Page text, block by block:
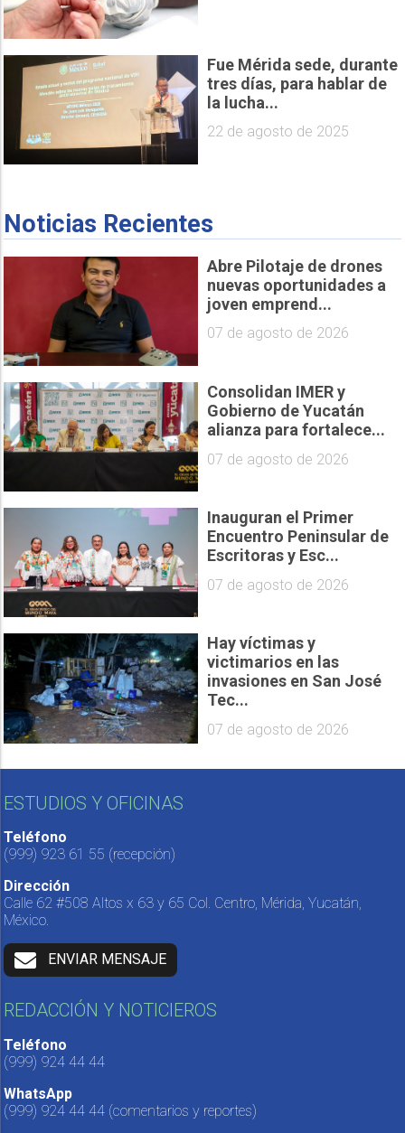
Fue Mérida sede, durante
tres días, para hablar de
la lucha...
22 de agosto de 2025
Noticias Recientes
Abre Pilotaje de drones
nuevas oportunidades a
joven emprend...
07 de agosto de 2026
Consolidan IMER y
Gobierno de Yucatán
alianza para fortalece...
07 de agosto de 2026
Inauguran el Primer
Encuentro Peninsular de
Escritoras y Esc...
07 de agosto de 2026
Hay víctimas y
victimarios en las
invasiones en San José
Tec...
07 de agosto de 2026
ESTUDIOS Y OFICINAS
Teléfono
(999) 923 61 55 (recepción)
Dirección
Calle 62 #508 Altos x 63 y 65 Col. Centro, Mérida, Yucatán,
México.
ENVIAR MENSAJE
REDACCIÓN Y NOTICIEROS
Teléfono
(999) 924 44 44
WhatsApp
(999) 924 44 44 (comentarios y reportes)